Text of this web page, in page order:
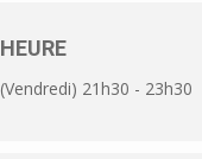
HEURE
(Vendredi) 21h30 - 23h30